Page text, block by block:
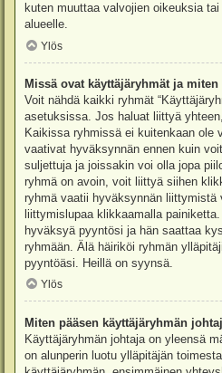
kuten muuttaa valvojien oikeuksia
alueelle.
Ylös
Missä ovat käyttäjäryhmät ja
Voit nähdä kaikki ryhmät
asetuksissa. Jos haluat liittyä
Kaikissa ryhmissä ei kuitenkaan ole
vaativat hyväksynnän ennen kuin
suljettuja ja joissakin voi olla jopa
ryhmä on avoin, voit liittyä siihen
ryhmä vaatii hyväksynnän liittymistä
liittymislupaa klikkaamalla
hyväksyä pyyntösi ja hän saattaa
ryhmään. Älä häiriköi ryhmän
pyyntöäsi. Heillä on syynsä.
Ylös
Miten pääsen käyttäjäryhmän
Käyttäjäryhmän johtaja on yleensä
on alunperin luotu ylläpitäjän